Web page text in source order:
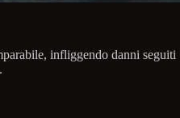
infliggendo danni seguiti